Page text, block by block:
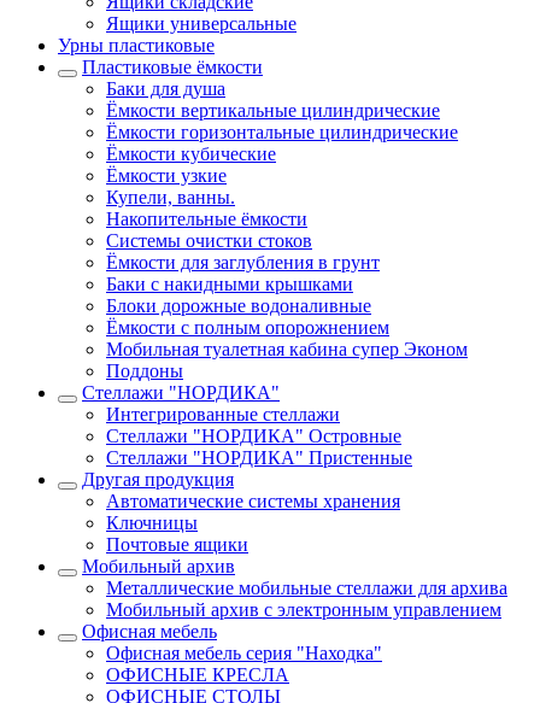
Ящики универсальные
Урны пластиковые
Пластиковые ёмкости
Баки для душа
Ёмкости вертикальные цилиндрические
Ёмкости горизонтальные цилиндрические
Ёмкости кубические
Ёмкости узкие
Купели, ванны.
Накопительные ёмкости
Системы очистки стоков
Ёмкости для заглубления в грунт
Баки с накидными крышками
Блоки дорожные водоналивные
Ёмкости с полным опорожнением
Мобильная туалетная кабина супер Эконом
Поддоны
Стеллажи "НОРДИКА"
Интегрированные стеллажи
Стеллажи "НОРДИКА" Островные
Стеллажи "НОРДИКА" Пристенные
Другая продукция
Автоматические системы хранения
Ключницы
Почтовые ящики
Мобильный архив
Металлические мобильные стеллажи для архива
Мобильный архив с электронным управлением
Офисная мебель
Офисная мебель серия "Находка"
ОФИСНЫЕ КРЕСЛА
ОФИСНЫЕ СТОЛЫ